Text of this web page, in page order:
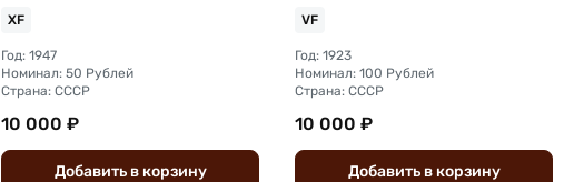
XF
Год: 1947
Номинал: 50 Рублей
Страна: СССР
10 000 ₽
Добавить вкорзину
VF
Год: 1923
Номинал: 100 Рублей
Страна: СССР
10 000 ₽
Добавить вкорзину